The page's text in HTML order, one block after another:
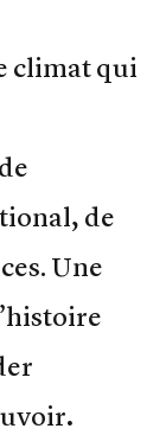
climat qui
de
Une
.